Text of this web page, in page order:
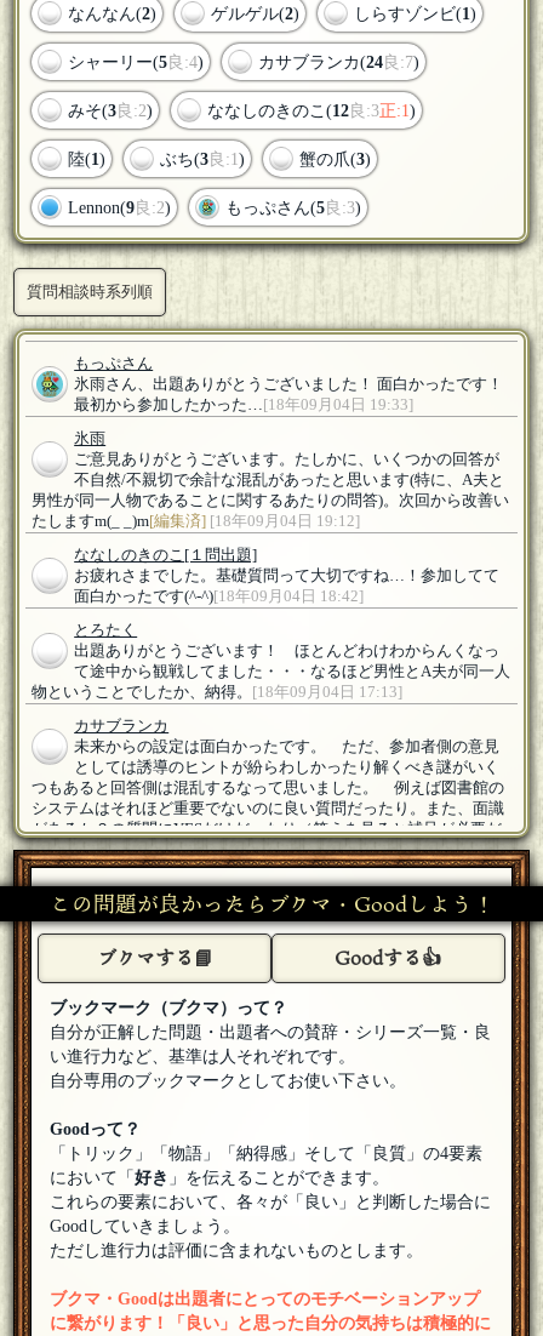
なんなん(2) ゲルゲル(2) しらすゾンビ(1)
シャーリー(5良:4) カサブランカ(24良:7)
みそ(3良:2) ななしのきのこ(12良:3正:1)
陸(1) ぶち(3良:1) 蟹の爪(3)
Lennon(9良:2) もっぷさん(5良:3)
質問相談時系列順
もっぷさん
氷雨さん、出題ありがとうございました！ 面白かったです！
最初から参加したかった… [18年09月04日 19:33]
氷雨
ご意見ありがとうございます。たしかに、いくつかの回答が
不自然/不親切で余計な混乱があったと思います(特に、A夫と
男性が同一人物であることに関するあたりの問答)。次回から改善い
たしますm(_ _)m[編集済] [18年09月04日 19:12]
ななしのきのこ [１問出題]
お疲れさまでした。基礎質問って大切ですね…！参加してて
面白かったです(^-^)[18年09月04日 18:42]
とろたく
出題ありがとうございます！ ほとんどわけわからんくなっ
て途中から観戦してました・・・なるほど男性とA夫が同一人
物ということでしたか、納得。
[18年09月04日 17:13]
カサブランカ
未来からの設定は面白かったです。 ただ、参加者側の意見
としては誘導のヒントが紛らわしかったり解くべき謎がいく
つもあると回答側は混乱するなって思いました。 例えば図書館の
システムはそれほど重要でないのに良い質問だったり。また、面識
があるか？の質問にYESだけだったり（答えを見ると補足が必要だ
ったような・・）同じような質問でもその時々によって解答の仕方
が異なると余計に混乱してしまいました。[編集済] [18年09月04日
17:13]
カサブランカ
お疲れさまでしたー 確かに登場人物は2人でしたね。 重要
人物に気を取られてしまって最初にそこを確認してなかった
気がします[18年09月04日 17:07]
ななしのきのこ[１問出題]
あー…確かに三人ではないですね！私の語学力の問題かと思
いました…(；・ω・)[18年09月04日 12:10]
もっぷさん
こんばんは。もう終盤かも知れませんが参加させてくださ
い！[18年09月03日 23:57]
カサブランカ
登場人物の人数の意味が全然解らない…。私、日本語が理解
ななしのきのこ[１問出題]
この問題が良かったらブクマ・Goodしよう！
ブクマする📘 Goodする👍
ブックマーク（ブクマ）って？
自分が正解した問題・出題者への賛辞・シリーズ一覧・良
い進行力など、基準は人それぞれです。
自分専用のブックマークとしてお使い下さい。
Goodって？
「トリック」「物語」「納得感」そして「良質」の4要素
において「好き 」を伝えることができます。
これらの要素において、各々が「良い」と判断した場合に
Goodしていきましょう。
ただし進行力は評価に含まれないものとします。
ブクマ・Goodは出題者にとってのモチベーションアップ
に繋がります！「良い」と思った自分の気持ちは積極的に